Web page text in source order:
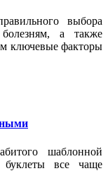
выбора
а также
ключевые факторы
шаблонной
буклеты все чаще